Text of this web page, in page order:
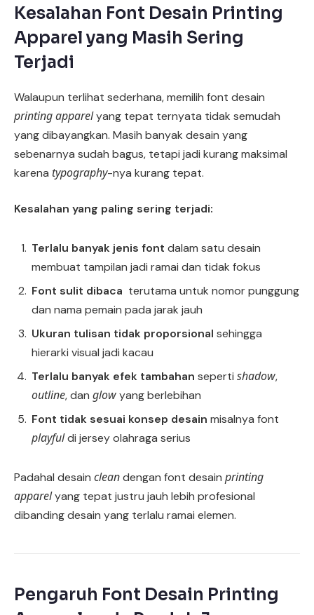
Kesalahan Font Desain Printing
Apparel yang Masih Sering
Terjadi
Walaupun terlihat sederhana, memilih font desain
printing apparelyang tepat ternyata tidak semudah
yang dibayangkan. Masih banyak desain yang
sebenarnya sudah bagus, tetapi jadi kurang maksimal
karena typography-nya kurang tepat.
Kesalahan yang paling sering terjadi:
Terlalu banyak jenis font dalam satu desain
membuat tampilan jadi ramai dan tidak fokus
Font sulit dibaca terutama untuk nomor punggung
dan nama pemain pada jarak jauh
Ukuran tulisan tidak proporsional sehingga
hierarki visual jadi kacau
Terlalu banyak efek tambahan seperti shadow,
outline, dan glowyang berlebihan
Font tidak sesuai konsep desain misalnya font
playfuldi jersey olahraga serius
Padahal desain cleandengan font desain printing
apparelyang tepat justru jauh lebih profesional
dibanding desain yang terlalu ramai elemen.
Pengaruh Font Desain Printing